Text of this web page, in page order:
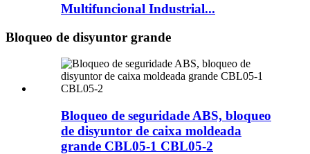
Multifuncional Industrial...
Bloqueo de disyuntor grande
Bloqueo de seguridade ABS, bloqueo
de disyuntor de caixa moldeada
grande CBL05-1 CBL05-2